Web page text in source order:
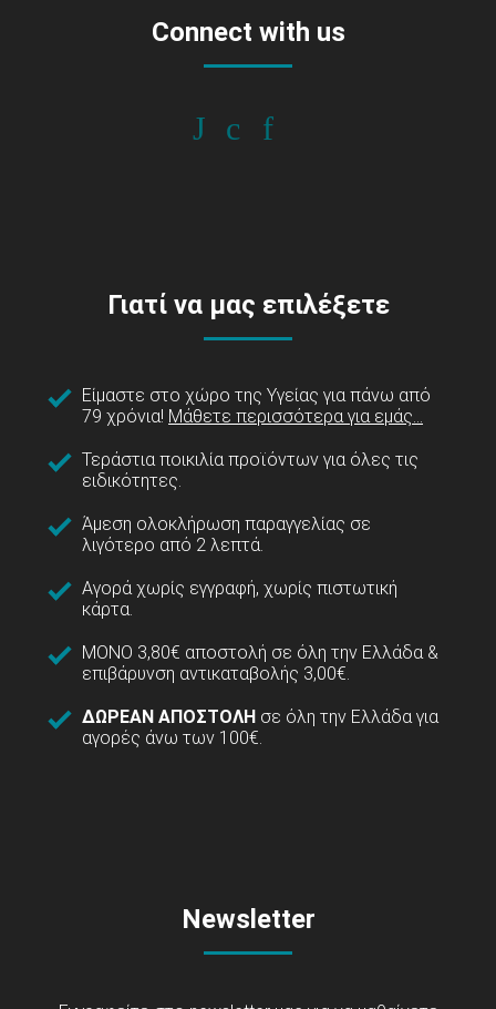
Connect with us
Γιατί να μας επιλέξετε
Είμαστε στο χώρο της Υγείας για πάνω από
79 χρόνια! Μάθετε περισσότερα για εμάς...
Τεράστια ποικιλία προϊόντων για όλες τις
ειδικότητες.
Άμεση ολοκλήρωση παραγγελίας σε
λιγότερο από 2 λεπτά.
Αγορά χωρίς εγγραφή, χωρίς πιστωτική
κάρτα.
ΜΟΝΟ 3,80€ αποστολή σε όλη την Ελλάδα &
επιβάρυνση αντικαταβολής 3,00€.
ΔΩΡΕΑΝ ΑΠΟΣΤΟΛΗ σε όλη την Ελλάδα για
αγορές άνω των 100€.
Newsletter